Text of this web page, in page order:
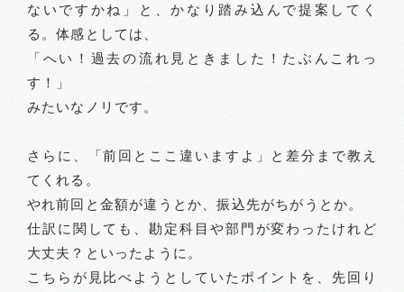
ないですかね」と、かなり踏み込んで提案してく
る。体感としては、
「へい！過去の流れ見ときました！たぶんこれっ
す！」
みたいなノリです。
さらに、「前回とここ違いますよ」と差分まで教え
てくれる。
やれ前回と金額が違うとか、振込先がちがうとか。
仕訳に関しても、勘定科目や部門が変わったけれど
大丈夫？といったように。
こちらが見比べようとしていたポイントを、先回り